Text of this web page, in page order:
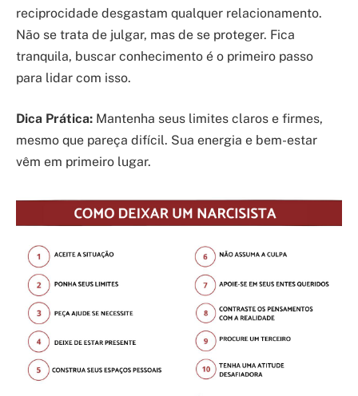
reciprocidade desgastam qualquer relacionamento.
Não se trata de julgar, mas de se proteger. Fica
tranquila, buscar conhecimento é o primeiro passo
para lidar com isso.
Dica Prática: Mantenha seus limites claros e firmes,
mesmo que pareça difícil. Sua energia e bem-estar
vêm em primeiro lugar.